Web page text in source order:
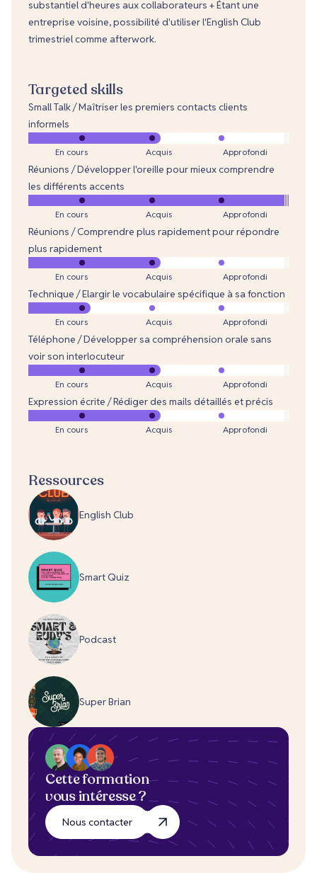
substantiel d'heures aux collaborateurs + Étant une
entreprise voisine, possibilité d'utiliser l'English Club
trimestriel comme afterwork.
Targeted skills
Small Talk / Maîtriser les premiers contacts clients
informels
En cours Acquis Approfondi
Réunions / Développer l'oreille pour mieux comprendre
les différents accents
En cours Acquis Approfondi
Réunions / Comprendre plus rapidement pour répondre
plus rapidement
En cours Acquis Approfondi
Technique / Elargir le vocabulaire spécifique à sa fonction
En cours Acquis Approfondi
Téléphone / Développer sa compréhension orale sans
voir son interlocuteur
En cours Acquis Approfondi
Expression écrite / Rédiger des mails détaillés et précis
En cours Acquis Approfondi
Ressources
English Club
Smart Quiz
Podcast
Super Brian
Cette formation
vous intéresse ?
Nous contacter